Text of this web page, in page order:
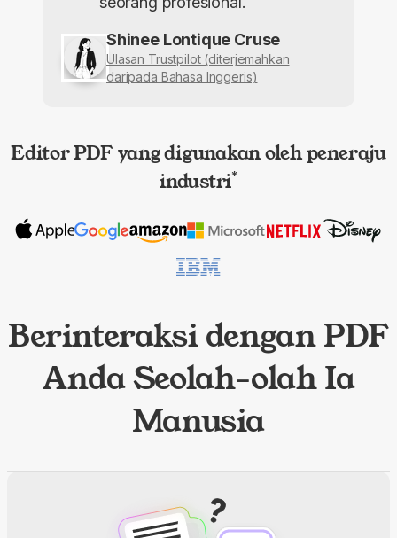
Shinee Lontique Cruse
Ulasan Trustpilot (diterjemahkan
daripada Bahasa Inggeris)
Editor PDF yang digunakan oleh peneraju
industri*
Berinteraksi dengan PDF
Anda Seolah-olah Ia
Manusia